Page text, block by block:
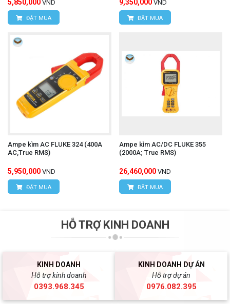
5,850,000 VND
ĐẶT MUA
9,350,000 VND
ĐẶT MUA
Ampe kìm AC FLUKE 324 (400A
AC,True RMS)
5,950,000 VND
ĐẶT MUA
Ampe kìm AC/DC FLUKE 355
(2000A; True RMS)
26,460,000 VND
ĐẶT MUA
HỖ TRỢ KINH DOANH
KINH DOANH
Hỗ trợ kinh doanh
0393.968.345
KINH DOANH DỰ ÁN
Hỗ trợ dự án
0976.082.395